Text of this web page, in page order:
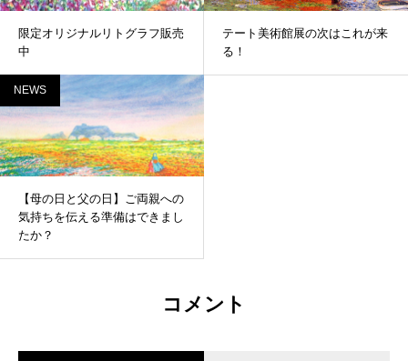
限定オリジナルリトグラフ販売
中
テート美術館展の次はこれが来
る！
NEWS
【母の日と父の日】ご両親への
気持ちを伝える準備はできまし
たか？
コメント